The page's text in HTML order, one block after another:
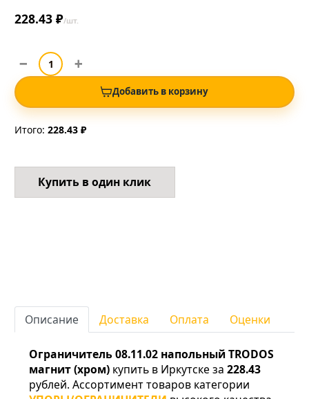
228.43 ₽/шт.
Добавить в корзину
Итого: 228.43 ₽
Купить в один клик
Описание Доставка Оплата Оценки
Ограничитель 08.11.02 напольный TRODOS
магнит (хром) купить в Иркутске за 228.43
рублей. Ассортимент товаров категории